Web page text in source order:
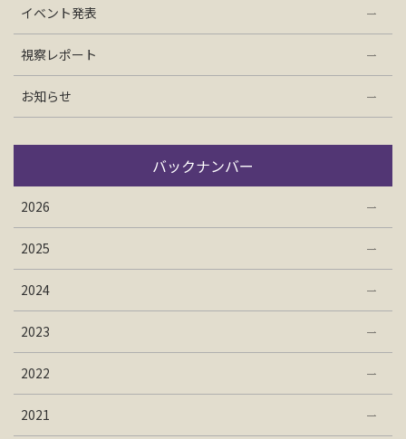
検索
イベント発表
視察レポート
お知らせ
バックナンバー
2026
2025
2024
2023
2022
2021